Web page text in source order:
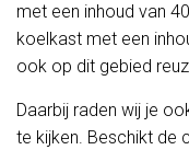
met een inhoud van
koelkast met een
ook op dit gebied
Daarbij raden wij je
te kijken. Beschikt de